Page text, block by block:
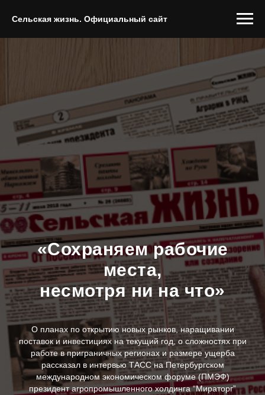
Сельская жизнь. Официальный сайт
«Сохраняем рабочие
места,
несмотря ни на что»
О планах по открытию новых рынков, наращивании
поставок и инвестициях на текущий год, о сложностях при
работе в приграничных регионах и размере ущерба
рассказал в интервью ТАСС на Петербургском
международном экономическом форуме (ПМЭФ)
президент агропромышленного холдинга “Мираторг”